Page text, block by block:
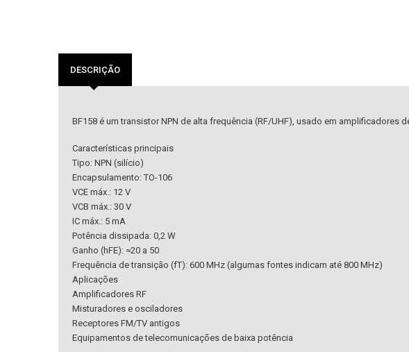
DESCRIÇÃO
BF158 é um transistor NPN de alta frequência (RF/UHF), usado em amplificadores
Características principais
Tipo: NPN (silício)
Encapsulamento: TO-106
VCE máx.: 12 V
VCB máx.: 30 V
IC máx.: 5 mA
Potência dissipada: 0,2 W
Ganho (hFE): ≈20 a 50
Frequência de transição (fT): 600 MHz (algumas fontes indicam até 800 MHz)
Aplicações
Amplificadores RF
Misturadores e osciladores
Receptores FM/TV antigos
Equipamentos de telecomunicações de baixa potência